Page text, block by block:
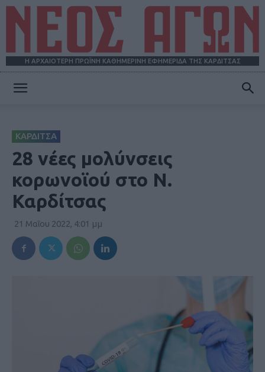
Η ΑΡΧΑΙΟΤΕΡΗ ΠΡΩΪΝΗ ΚΑΘΗΜΕΡΙΝΗ ΕΦΗΜΕΡΙΔΑ ΤΗΣ ΚΑΡΔΙΤΣΑΣ
ΚΑΡΔΙΤΣΑ
28 νέες μολύνσεις
κορωνοϊού στο Ν.
Καρδίτσας
21 Μαΐου 2022, 4:01 μμ